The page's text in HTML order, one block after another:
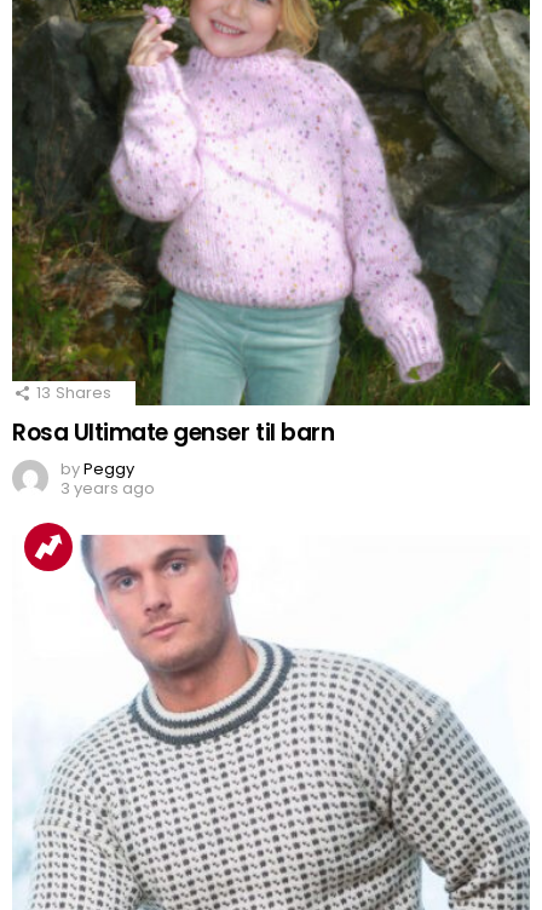
13 Shares
Rosa Ultimate genser til barn
byPeggy
3 years ago